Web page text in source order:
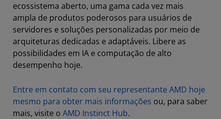
ecossistema aberto, uma gama cada vez mais
ampla de produtos poderosos para usuários de
servidores e soluções personalizadas por meio de
arquiteturas dedicadas e adaptáveis. Libere as
possibilidades em IA e computação de alto
desempenho hoje.
Entre em contato com seu representante AMD hoje
mesmo para obter mais informações ou, para saber
mais, visite o AMD Instinct Hub.